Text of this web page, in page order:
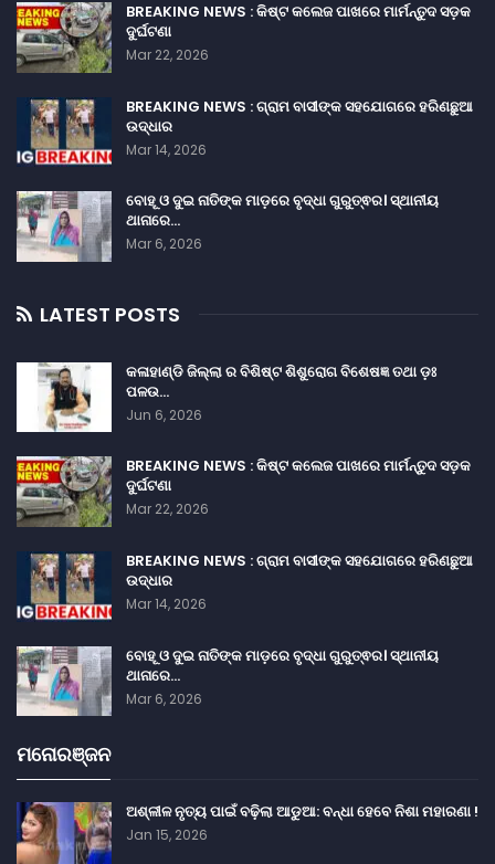
BREAKING NEWS : କିଷ୍ଟ କଲେଜ ପାଖରେ ମାର୍ମନ୍ତୁଦ ସଡ଼କ
ଦୁର୍ଘଟଣା
Mar 22, 2026
BREAKING NEWS : ଗ୍ରାମ ବାସୀଙ୍କ ସହଯୋଗରେ ହରିଣଛୁଆ
ଉଦ୍ଧାର
Mar 14, 2026
ବୋହୂ ଓ ଦୁଇ ନାତିଙ୍କ ମାଡ଼ରେ ବୃଦ୍ଧା ଗୁରୁତ୍ଵର। ସ୍ଥାନୀୟ
ଥାନାରେ…
Mar 6, 2026
LATEST POSTS
କଳାହାଣ୍ଡି ଜିଲ୍ଲା ର ବିଶିଷ୍ଟ ଶିଶୁରୋଗ ବିଶେଷଜ୍ଞ ତଥା ଡ଼ଃ
ପଳଉ…
Jun 6, 2026
BREAKING NEWS : କିଷ୍ଟ କଲେଜ ପାଖରେ ମାର୍ମନ୍ତୁଦ ସଡ଼କ
ଦୁର୍ଘଟଣା
Mar 22, 2026
BREAKING NEWS : ଗ୍ରାମ ବାସୀଙ୍କ ସହଯୋଗରେ ହରିଣଛୁଆ
ଉଦ୍ଧାର
Mar 14, 2026
ବୋହୂ ଓ ଦୁଇ ନାତିଙ୍କ ମାଡ଼ରେ ବୃଦ୍ଧା ଗୁରୁତ୍ଵର। ସ୍ଥାନୀୟ
ଥାନାରେ…
Mar 6, 2026
ମନୋରଞ୍ଜନ
ଅଶ୍ଳୀଳ ନୃତ୍ୟ ପାଇଁ ବଢ଼ିଲା ଆଡୁଆ: ବନ୍ଧା ହେବେ ନିଶା ମହାରଣା !
Jan 15, 2026